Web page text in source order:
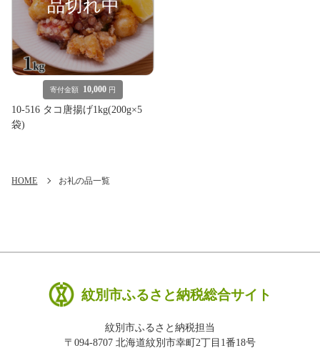
品切れ中
寄付金額 10,000 円
10-516 タコ唐揚げ1kg(200g×5
袋)
HOME お礼の品一覧
紋別市ふるさと納税総合サイト
紋別市ふるさと納税担当
〒094-8707 北海道紋別市幸町2丁目1番18号